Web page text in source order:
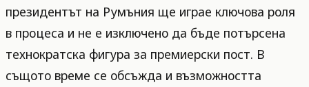
президентът на Румъния ще играе ключова роля
в процеса и не е изключено да бъде потърсена
технократска фигура за премиерски пост. В
същото време се обсъжда и възможността